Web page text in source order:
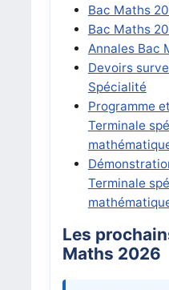
Bac Maths
Bac Maths
Annales Bac
Devoirs
Spécialité
Programme
Terminale
Terminale
Les
Maths 2026